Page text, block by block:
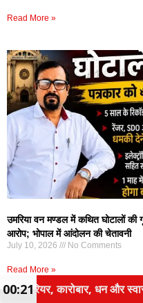
Read More »
उमरिया वन मण्डल में कथित घोटालों
आरोप; भोपाल में आंदोलन की चेतावनी
July 10, 2026 No Comments
Read More »
का हाल राशन
00:21